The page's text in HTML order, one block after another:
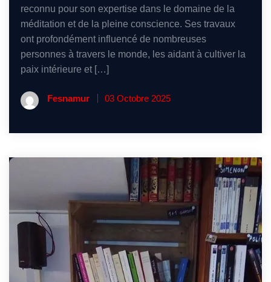
reconnu pour son expertise dans le domaine de la
méditation et de la pleine conscience. Ses travaux
ont profondément influencé de nombreuses
personnes à travers le monde, les aidant à cultiver la
paix intérieure et […]
Fesnamur 03 Octobre 2025